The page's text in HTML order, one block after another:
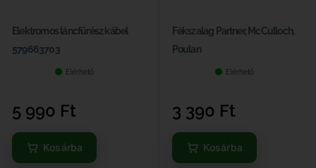
Elektromos láncfűrész kábel
579663703
Elérhető
5 990 Ft
Kosárba
Fékszalag Partner, McCulloch,
Poulan
Elérhető
3 390 Ft
Kosárba